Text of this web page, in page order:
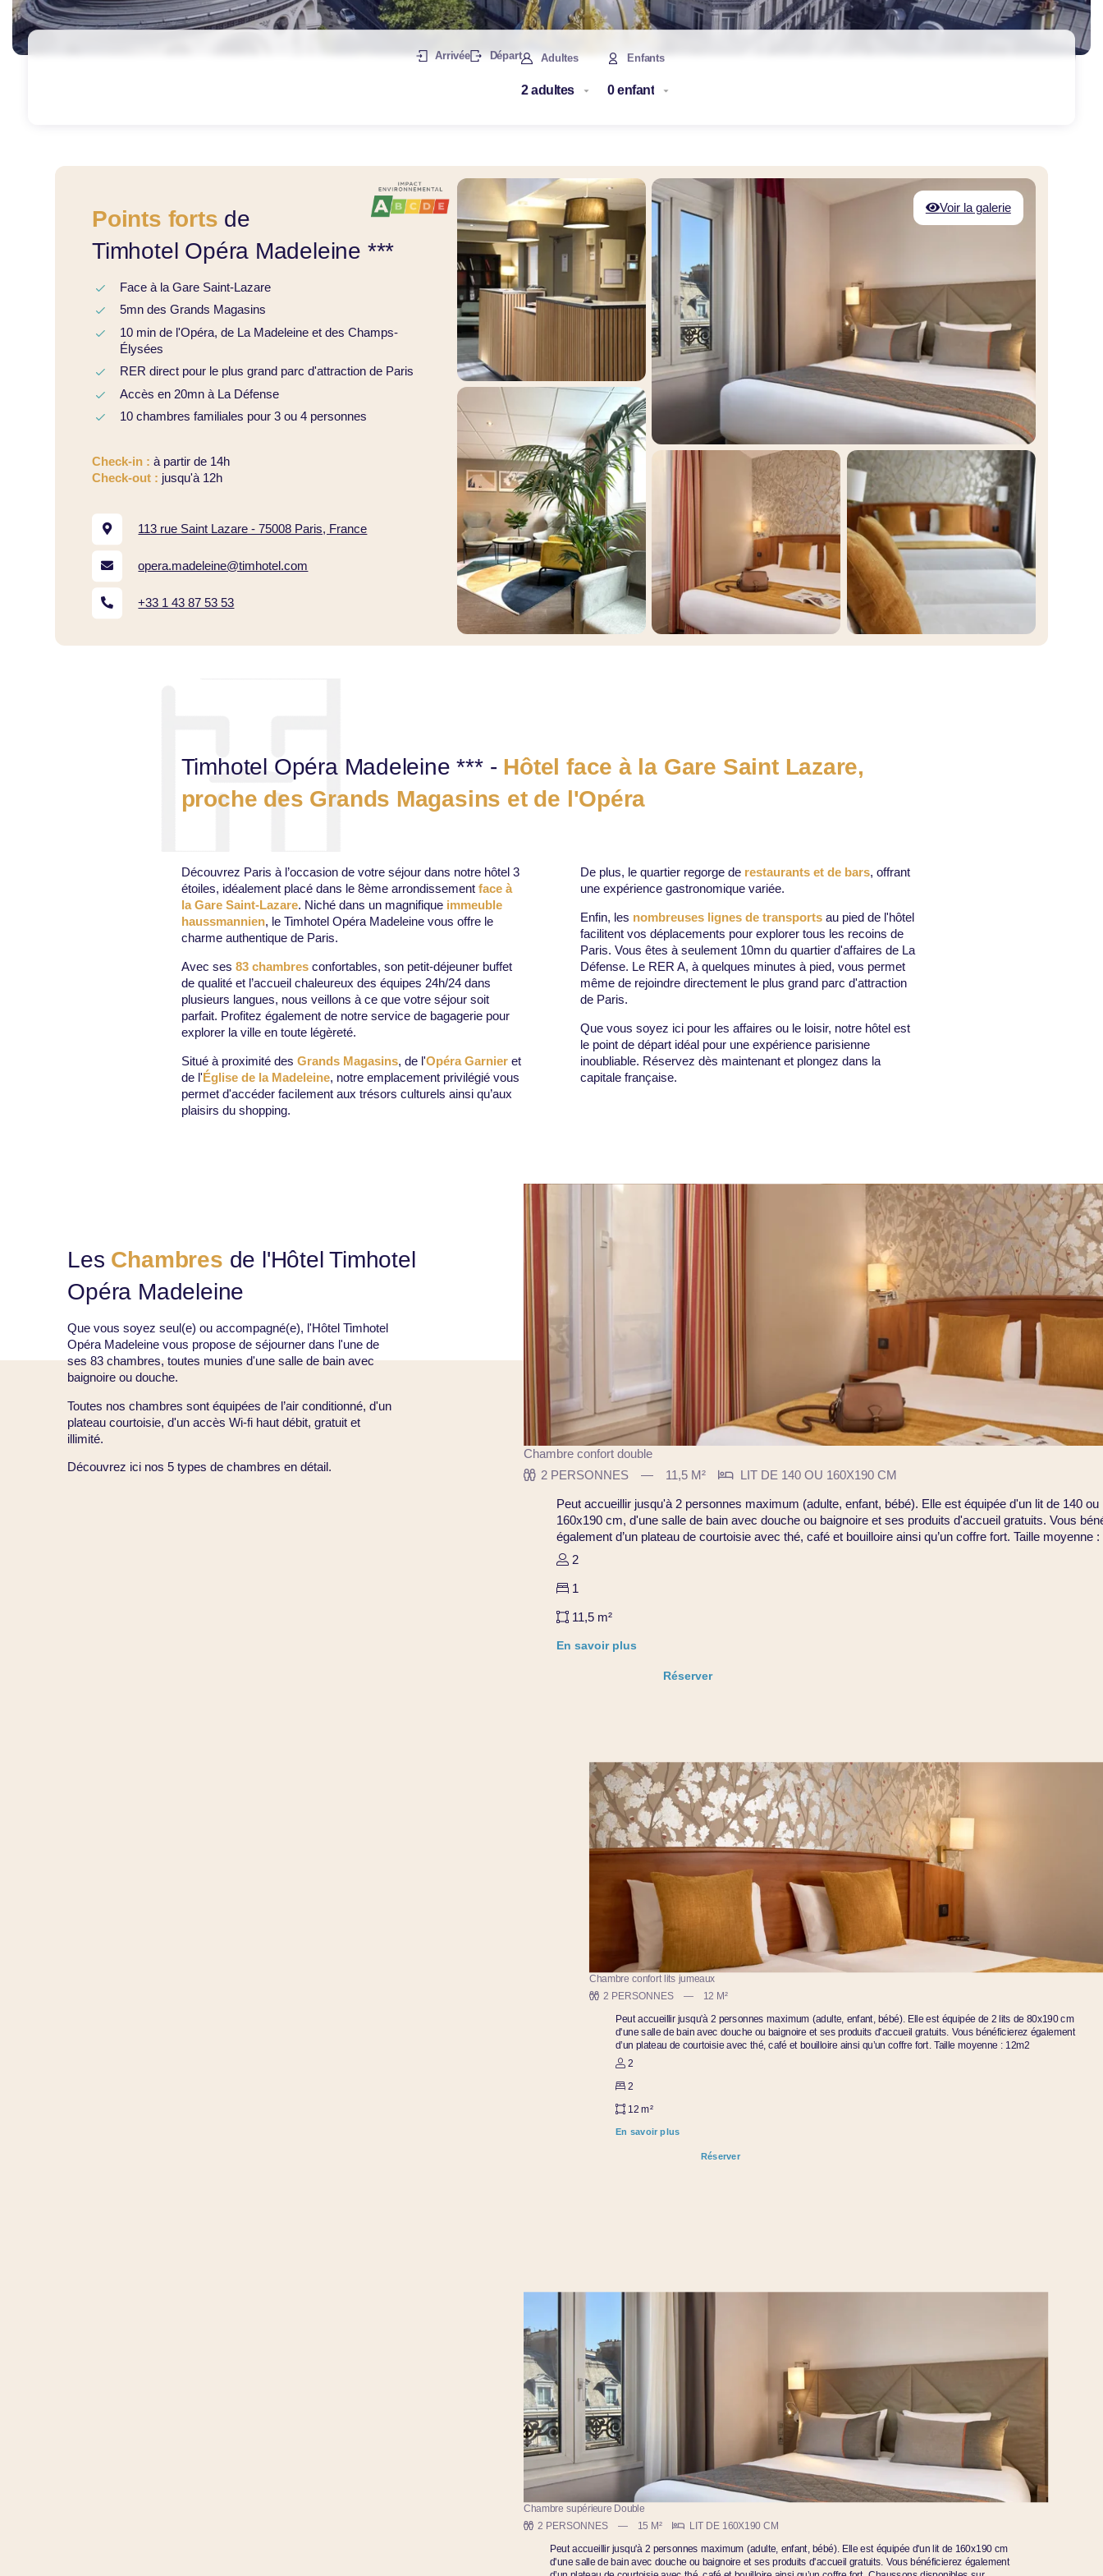
Arrivée Départ Adultes Enfants
Points forts de
Timhotel Opéra Madeleine ***
Face à la Gare Saint-Lazare
5mn des Grands Magasins
10 min de l'Opéra, de La Madeleine et des Champs-
Élysées
RER direct pour le plus grand parc d'attraction de Paris
Accès en 20mn à La Défense
10 chambres familiales pour 3 ou 4 personnes
Check-in :à partir de 14h
Check-out : jusqu'à 12h
113 rue Saint Lazare - 75008 Paris, France
opera.madeleine@timhotel.com
+33 1 43 87 53 53
Voir la galerie
Timhotel Opéra Madeleine *** - Hôtel face à la Gare Saint Lazare,
proche des Grands Magasins et de l'Opéra
Découvrez Paris à l’occasion de votre séjour dans notre hôtel 3
étoiles, idéalement placé dans le 8ème arrondissement face à
la Gare Saint-Lazare. Niché dans un magnifique immeuble
haussmannien, le Timhotel Opéra Madeleine vous offre le
charme authentique de Paris.
Avec ses 83 chambres confortables, son petit-déjeuner buffet
de qualité et l’accueil chaleureux des équipes 24h/24 dans
plusieurs langues, nous veillons à ce que votre séjour soit
parfait. Profitez également de notre service de bagagerie pour
explorer la ville en toute légèreté.
Situé à proximité des Grands Magasins, de l'Opéra Garnier et
de l'Église de la Madeleine, notre emplacement privilégié vous
permet d'accéder facilement aux trésors culturels ainsi qu’aux
plaisirs du shopping.
De plus, le quartier regorge de restaurants et de bars, offrant
une expérience gastronomique variée.
Enfin, les nombreuses lignes de transportsau pied de l'hôtel
facilitent vos déplacements pour explorer tous les recoins de
Paris. Vous êtes à seulement 10mn du quartier d'affaires de La
Défense. Le RER A, à quelques minutes à pied, vous permet
même de rejoindre directement le plus grand parc d'attraction
de Paris.
Que vous soyez ici pour les affaires ou le loisir, notre hôtel est
le point de départ idéal pour une expérience parisienne
inoubliable. Réservez dès maintenant et plongez dans la
capitale française.
Les Chambres de l'Hôtel Timhotel
Opéra Madeleine
Que vous soyez seul(e) ou accompagné(e), l'Hôtel Timhotel
Opéra Madeleine vous propose de séjourner dans l'une de
ses 83 chambres, toutes munies d'une salle de bain avec
baignoire ou douche.
Toutes nos chambres sont équipées de l’air conditionné, d'un
plateau courtoisie, d'un accès Wi-fi haut débit, gratuit et
illimité.
Découvrez ici nos 5 types de chambres en détail.
Chambre confort double
2 PERSONNES
11,5 M² LIT DE 140 OU 160X190 CM
Peut accueillir jusqu'à 2 personnes maximum (adulte, enfant, bébé). Elle est équipée d'un lit de 140 ou
160x190 cm, d'une salle de bain avec douche ou baignoire et ses produits d'accueil gratuits. Vous
également d’un plateau de courtoisie avec thé, café et bouilloire ainsi qu’un coffre fort. Taille moyenne
2
1
11,5 m²
En savoir plus
Réserver
Chambre confort lits jumeaux
2 PERSONNES 12 M²
Peut accueillir jusqu'à 2 personnes maximum (adulte, enfant, bébé). Elle est équipée de 2 lits de 80x190 cm
d'une salle de bain avec douche ou baignoire et ses produits d'accueil gratuits. Vous bénéficierez également
d’un plateau de courtoisie avec thé, café et bouilloire ainsi qu’un coffre fort. Taille moyenne : 12m2
2
2
12 m²
En savoir plus
Réserver
Chambre supérieure Double
2 PERSONNES 15 M² LIT DE 160X190 CM
Peut accueillir jusqu'à 2 personnes maximum (adulte, enfant, bébé). Elle est équipée d'un lit de 160x190 cm
d'une salle de bain avec douche ou baignoire et ses produits d'accueil gratuits. Vous bénéficierez également